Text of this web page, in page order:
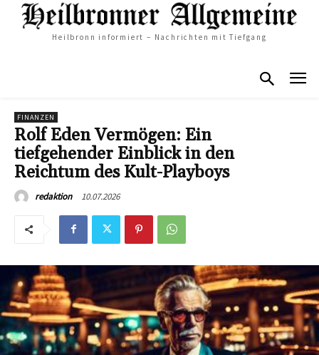
Heilbronn informiert – Nachrichten mit Tiefgang
FINANZEN
Rolf Eden Vermögen: Ein
tiefgehender Einblick in den
Reichtum des Kult-Playboys
redaktion 10.07.2026